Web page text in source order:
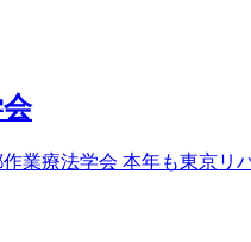
業療法学会 本年も東京リ